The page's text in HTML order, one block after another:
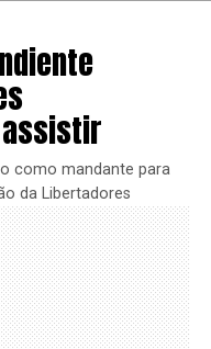
como mandante para
da Libertadores